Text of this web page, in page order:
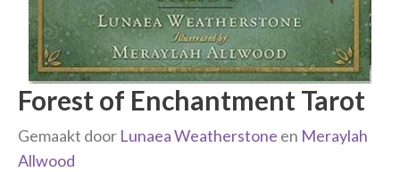
Forest of Enchantment Tarot
Gemaakt door Lunaea Weatherstone en Meraylah
Allwood